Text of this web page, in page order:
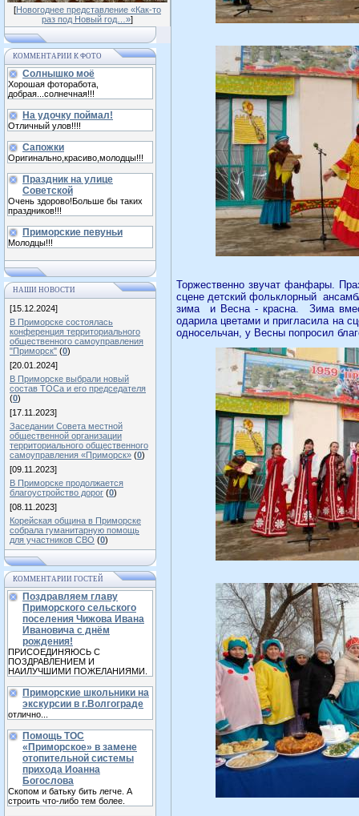
[Новогоднее представление «Как-то
раз под Новый год…»]
КОММЕНТАРИИ К ФОТО
Солнышко моё
Хорошая фоторабота,
добрая...солнечная!!!
На удочку поймал!
Отличный улов!!!!
Сапожки
Оригинально,красиво,молодцы!!!
Праздник на улице
Советской
Очень здорово!Больше бы таких
праздников!!!
Приморские певуньи
Молодцы!!!
НАШИ НОВОСТИ
[15.12.2024]
В Приморске состоялась
конференция территориального
общественного самоуправления
"Приморск" (0)
[20.01.2024]
В Приморске выбрали новый
состав ТОСа и его председателя
(0)
[17.11.2023]
Заседании Совета местной
общественной организации
территориального общественного
самоуправления «Приморск» (0)
[09.11.2023]
В Приморске продолжается
благоустройство дорог (0)
[08.11.2023]
Корейская община в Приморске
собрала гуманитарную помощь
для участников СВО (0)
КОММЕНТАРИИ ГОСТЕЙ
Поздравляем главу
Приморского сельского
поселения Чижова Ивана
Ивановича с днём
рождения!
ПРИСОЕДИНЯЮСЬ С
ПОЗДРАВЛЕНИЕМ И
НАИЛУЧШИМИ ПОЖЕЛАНИЯМИ.
Приморские школьники на
экскурсии в г.Волгограде
отлично...
Помощь ТОС
«Приморское» в замене
отопительной системы
прихода Иоанна
Богослова
Скопом и батьку бить легче. А
строить что-либо тем более.
Торжественно звучат фанфары.
сцене детский фольклорный
зима
и Весна - красна.
Зима
одарила цветами и пригласила на
односельчан, у Весны попросил